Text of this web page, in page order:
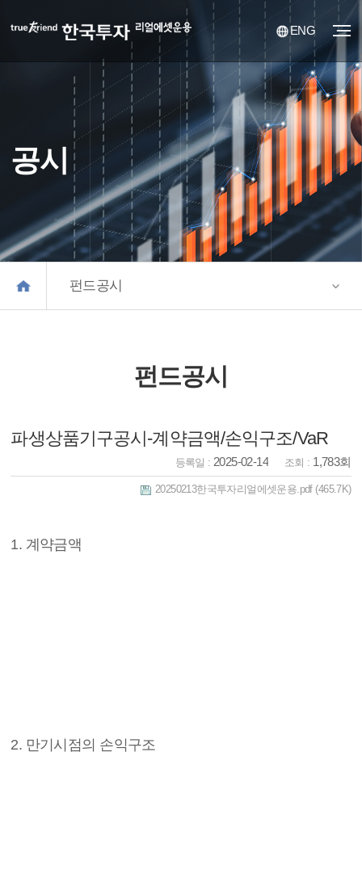
ENG
공시
펀드공시
펀드공시
파생상품기구공시-계약금액/손익구조/VaR
등록일 : 2025-02-14 조회 : 1,783회
20250213한국투자리얼에셋운용.pdf(465.7K)
1. 계약금액
2. 만기시점의 손익구조